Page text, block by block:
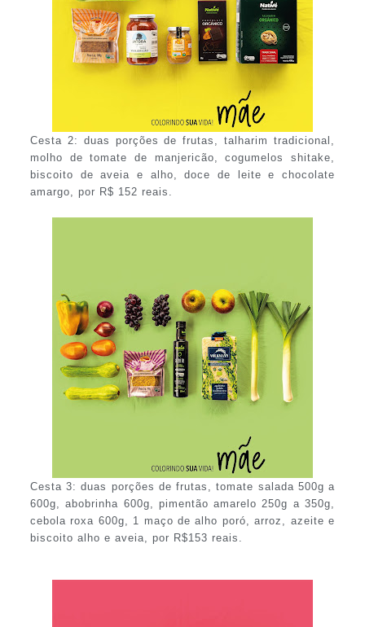
Cesta 2: duas porções de frutas, talharim tradicional,
molho de tomate de manjericão, cogumelos shitake,
biscoito de aveia e alho, doce de leite e chocolate
amargo, por R$ 152 reais.
Cesta 3: duas porções de frutas, tomate salada 500g a
600g, abobrinha 600g, pimentão amarelo 250g a 350g,
cebola roxa 600g, 1 maço de alho poró, arroz, azeite e
biscoito alho e aveia, por R$153 reais.